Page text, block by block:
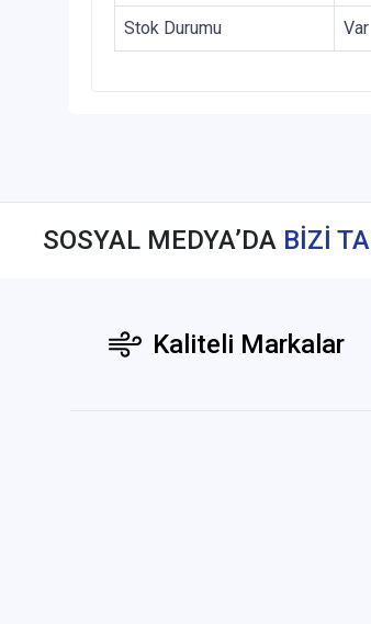
Stok Durumu Var
SOSYAL MEDYA’DA BİZİ
Kaliteli Markalar